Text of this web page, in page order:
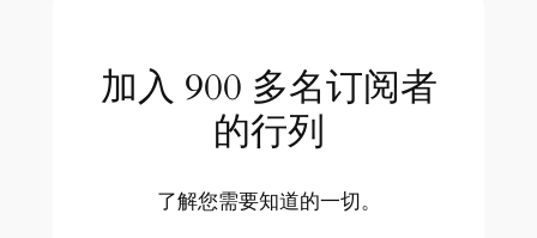
加入 900 多名订阅者
的行列
了解您需要知道的一切。